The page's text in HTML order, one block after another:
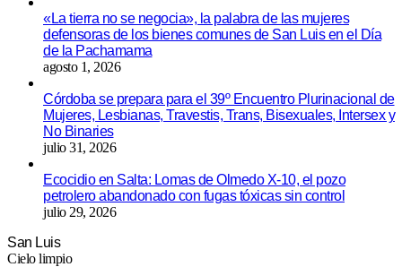
«La tierra no se negocia», la palabra de las mujeres
defensoras de los bienes comunes de San Luis en el Día
de la Pachamama
agosto 1, 2026
Córdoba se prepara para el 39º Encuentro Plurinacional de
Mujeres, Lesbianas, Travestis, Trans, Bisexuales, Intersex y
No Binaries
julio 31, 2026
Ecocidio en Salta: Lomas de Olmedo X-10, el pozo
petrolero abandonado con fugas tóxicas sin control
julio 29, 2026
San Luis
Cielo limpio